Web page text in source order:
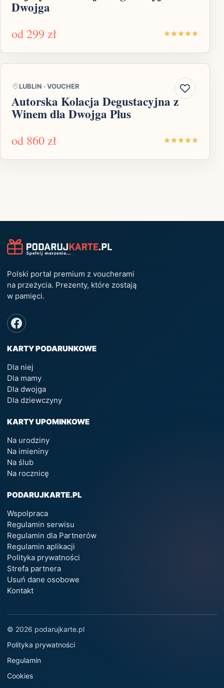
Dwojga
od 299 zł
LUBLIN · VOUCHER
Autorska Kolacja Degustacyjna z
Winem dla Dwojga Plus
od 860 zł
Polski portal premium z voucherami
na przeżycia. Prezenty, które zostają
w pamięci.
KARTY PODARUNKOWE
Dla niej
Dla mamy
Dla dwojga
Dla dziewczyny
KARTY UPOMINKOWE
Na urodziny
Na imieniny
Na ślub
Na rocznicę
PODARUJKARTE.PL
Wspolpraca
Regulamin serwisu
Regulamin dla Partnerów
Regulamin aplikacji
Polityka prywatności
Strefa partnera
Usuń dane osobowe
Kontakt
© 2026 podarujkarte.pl
Polityka prywatności
Regulamin
Cookies